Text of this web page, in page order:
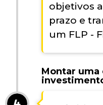
objetivos
prazo e
um FLP -
Montar uma